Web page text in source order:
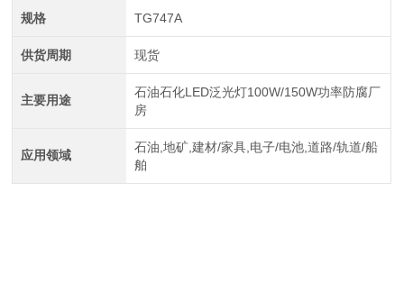
规格 TG747A
供货周期 现货
主要用途
石油石化LED泛光灯100W/150W功率防腐厂
房
应用领域
石油,地矿,建材/家具,电子/电池,道路/轨道/船
舶